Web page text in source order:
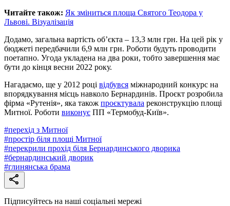
Читайте також: Як зміниться площа Святого Теодора у
Львові. Візуалізація
Додамо, загальна вартість об’єкта – 13,3 млн грн. На цей рік у
бюджеті передбачили 6,9 млн грн. Роботи будуть проводити
поетапно. Угода укладена на два роки, тобто завершення має
бути до кінця весни 2022 року.
Нагадаємо, ще у 2012 році відбувся міжнародний конкурс на
впорядкування місць навколо Бернардинів. Проєкт розробила
фірма «Рутенія», яка також проєктувала реконструкцію площі
Митної. Роботи виконує ПП «Термобуд-Київ».
#перехід з Митної
#простір біля площі Митної
#перекрили прохід біля Бернардинського дворика
#бернардинський дворик
#глинянська брама
Підписуйтесь на наші соціальні мережі